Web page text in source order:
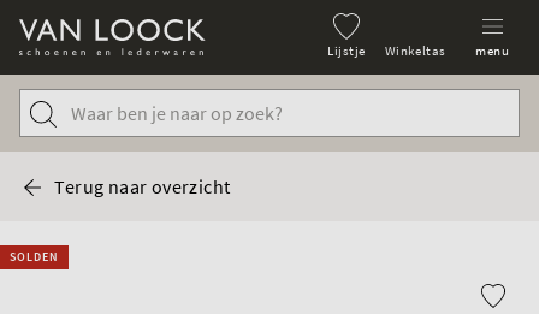
Lijstje Winkeltas menu
Terug naar overzicht
SOLDEN